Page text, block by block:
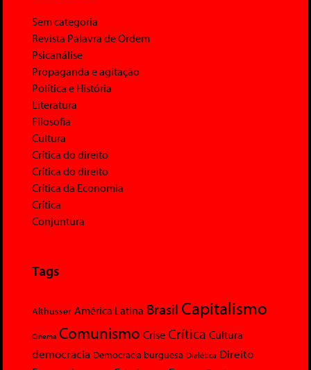
Sem categoria
Revista Palavra de Ordem
Psicanálise
Propaganda e agitação
Política e História
Literatura
Filosofia
Cultura
Crítica do direito
Crítica do direito
Crítica da Economia
Crítica
Conjuntura
Tags
Althusser América Latina Brasil Capitalismo
Cinema Comunismo Crise Crítica Cultura
democracia Democracia burguesa Dialética Direito